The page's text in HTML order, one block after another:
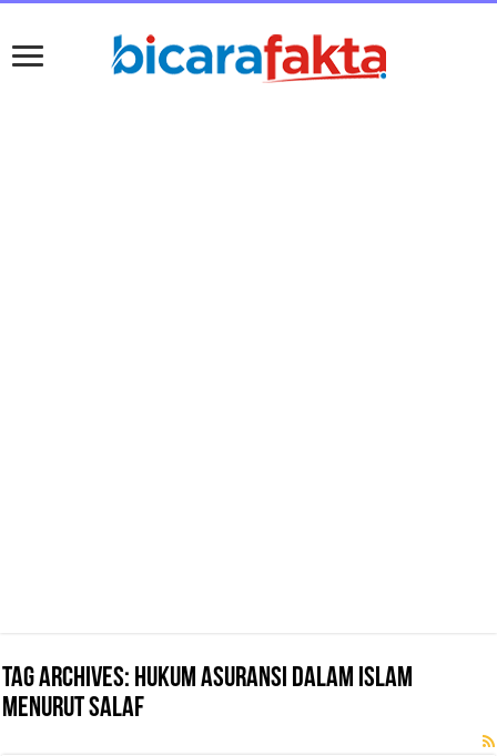
Tag Archives: hukum asuransi dalam islam
menurut salaf